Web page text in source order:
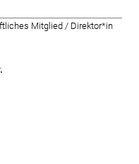
Mitglied / Direktor*in